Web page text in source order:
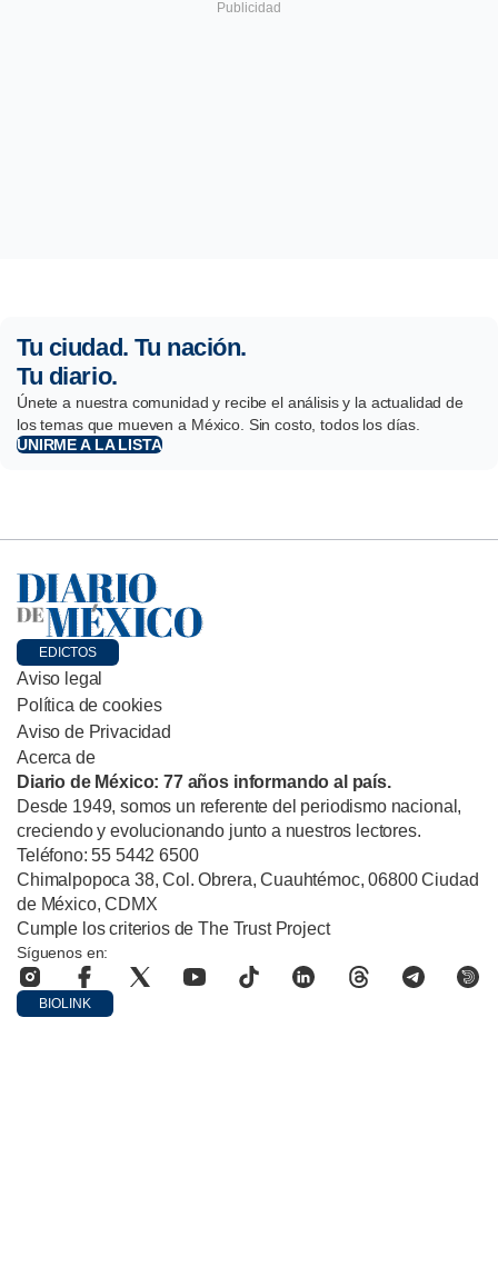
Tu ciudad. Tu nación.
Tu diario.
Únete a nuestra comunidad y recibe el análisis y la actualidad de
los temas que mueven a México. Sin costo, todos los días.
UNIRME A LA LISTA
EDICTOS
Aviso legal
Política de cookies
Aviso de Privacidad
Acerca de
Diario de México: 77 años informando al país.
Desde 1949, somos un referente del periodismo nacional,
creciendo y evolucionando junto a nuestros lectores.
Teléfono: 55 5442 6500
Chimalpopoca 38, Col. Obrera, Cuauhtémoc, 06800 Ciudad
de México, CDMX
Cumple los criterios de The Trust Project
Síguenos en:
BIOLINK